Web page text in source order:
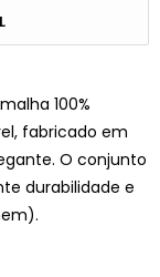
100%
fabricado em
O conjunto
durabilidade e